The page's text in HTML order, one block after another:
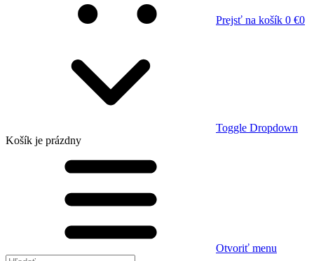
Prejsť na košík 0 €0
Toggle Dropdown
Košík je prázdny
Otvoriť menu